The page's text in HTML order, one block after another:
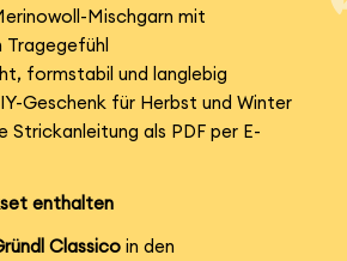
Mischgarn mit
Tragegefühl
formstabil und langlebig
Geschenk für Herbst und Winter
Strickanleitung als PDF per E-
enthalten
Classicoin den